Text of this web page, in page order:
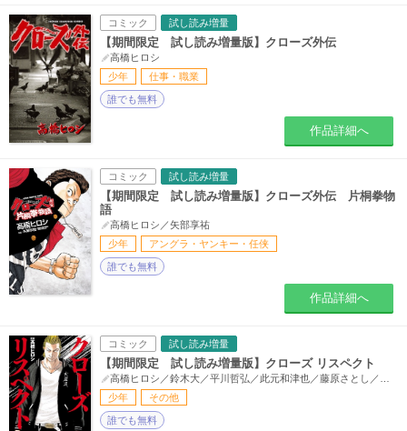
コミック 試し読み増量
【期間限定 試し読み増量版】クローズ外伝
高橋ヒロシ
少年
仕事・職業
誰でも無料
作品詳細へ
コミック 試し読み増量
【期間限定 試し読み増量版】クローズ外伝 片桐拳物
語
高橋ヒロシ／矢部享祐
少年
アングラ・ヤンキー・任侠
誰でも無料
作品詳細へ
コミック 試し読み増量
【期間限定 試し読み増量版】クローズ リスペクト
高橋ヒロシ／鈴木大／平川哲弘／此元和津也／藤原さとし／本田真吾／桑原真也／オオイシヒロト／武論尊／原哲夫／河田雄志／行徒妹／行徒／小沢としお／浅田有皆／歳脇将幸／荒木光／山本真太朗／中村勇志／齋藤周平／アメノ／高橋伸輔
少年
その他
誰でも無料